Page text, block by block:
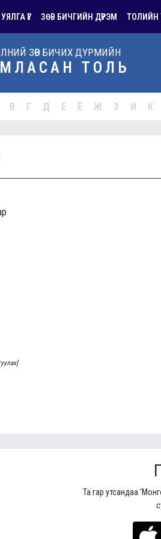
УЯЛГА ҮГ ЗӨВ БИЧГИЙН ДҮРЭМ ТОЛИЙН
ЗӨВ БИЧИХ ДҮРМИЙН
ТОЛЬ
В Г Д Е Ё Ж З И К
Та гар утсандаа